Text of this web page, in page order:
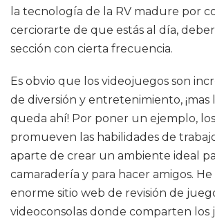
la tecnología de la RV madure por
cerciorarte de que estás al día,
sección con cierta frecuencia.
Es obvio que los videojuegos son
de diversión y entretenimiento, ¡mas
queda ahí! Por poner un ejemplo,
promueven las habilidades de
aparte de crear un ambiente ideal
camaradería y para hacer amigos.
enorme sitio web de revisión de
videoconsolas donde comparten los